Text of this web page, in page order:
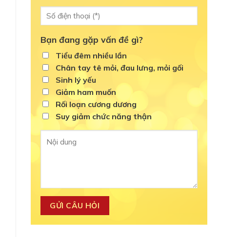
Bạn đang gặp vấn đề gì?
Tiểu đêm nhiều lần
Chân tay tê mỏi, đau lưng, mỏi gối
Sinh lý yếu
Giảm ham muốn
Rối loạn cương dương
Suy giảm chức năng thận